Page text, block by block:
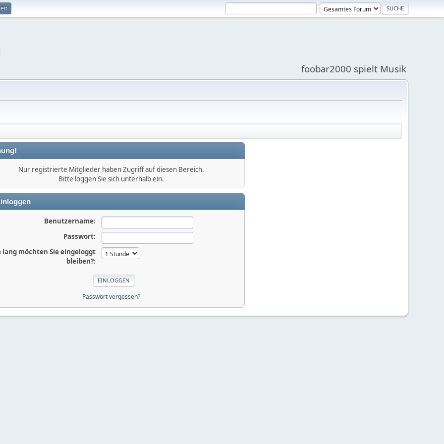
foobar2000 spielt Musik
Nur registrierte Mitglieder haben Zugriff auf diesen Bereich.
Bitte loggen Sie sich unterhalb ein.
Benutzername:
Passwort:
lang möchten Sie eingeloggt
bleiben?:
Passwort vergessen?